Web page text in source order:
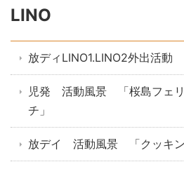
LINO
放ディLINO1.LINO2外出活
児発 活動風景 「桜島フェリ
チ」
放デイ 活動風景 「クッキン